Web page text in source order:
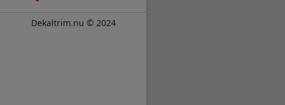
Dekaltrim.nu © 2024